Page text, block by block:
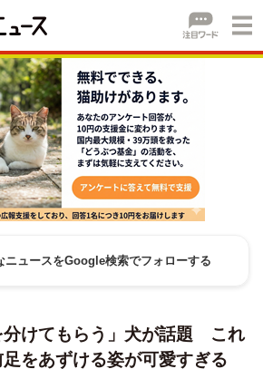
ニュースをGoogle検索でフォローする
分けてもらう」犬が話題 これ
をあずける姿が可愛すぎる